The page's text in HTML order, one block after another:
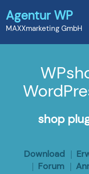
Agentur WP
MAXXmarketing GmbH
shop
Download
Forum